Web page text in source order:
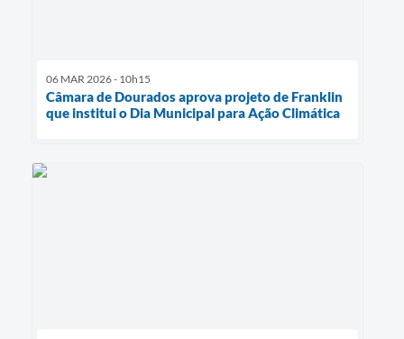
06 MAR 2026 - 10h15
Câmara de Dourados aprova projeto de Franklin
que institui o Dia Municipal para Ação Climática